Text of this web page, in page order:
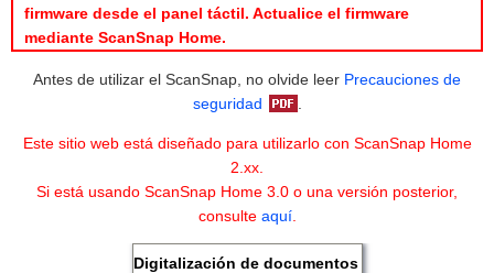
firmware desde el panel táctil. Actualice el firmware
mediante ScanSnap Home.
Antes de utilizar el ScanSnap, no olvide leer Precauciones de
seguridad
Este sitio web está diseñado para utilizarlo con ScanSnap Home
2.xx.
Si está usando ScanSnap Home 3.0 o una versión posterior,
consulte aquí.
Digitalización de documentos